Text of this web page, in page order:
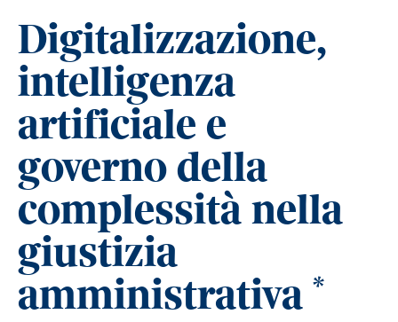
Digitalizzazione,
intelligenza
artificiale e
governo della
complessità nella
giustizia
amministrativa *